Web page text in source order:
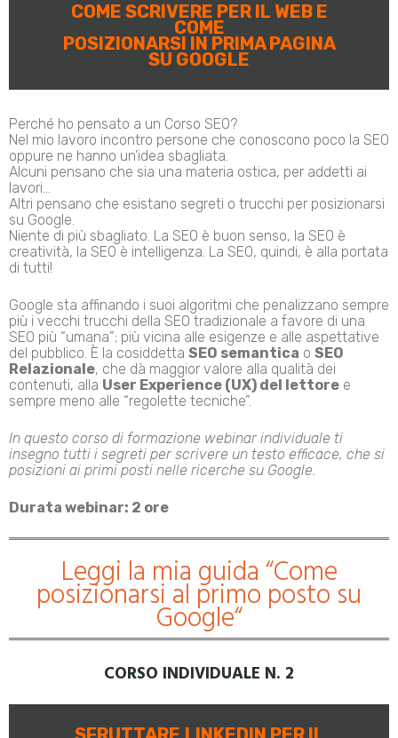
COME SCRIVERE PER IL WEB E
COME
POSIZIONARSI IN PRIMA PAGINA
SU GOOGLE
Perché ho pensato a un Corso SEO?
Nel mio lavoro incontro persone che conoscono poco la SEO
oppure ne hanno un’idea sbagliata.
Alcuni pensano che sia una materia ostica, per addetti ai
lavori…
Altri pensano che esistano segreti o trucchi per posizionarsi
su Google.
Niente di più sbagliato. La SEO è buon senso, la SEO è
creatività, la SEO è intelligenza. La SEO, quindi, è alla portata
di tutti!
Google sta affinando i suoi algoritmi che penalizzano sempre
più i vecchi trucchi della SEO tradizionale a favore di una
SEO più “umana”; più vicina alle esigenze e alle aspettative
del pubblico. È la cosiddetta SEO semantica o SEO
Relazionale, che dà maggior valore alla qualità dei
contenuti, alla User Experience (UX) del lettore e
sempre meno alle “regolette tecniche”.
In questo corso di formazione webinar individuale ti
insegno tutti i segreti per scrivere un testo efficace, che si
posizioni ai primi posti nelle ricerche su Google.
Durata webinar: 2 ore
Leggi la mia guida “Come
posizionarsi al primo posto su
Google“
CORSO INDIVIDUALE N. 2